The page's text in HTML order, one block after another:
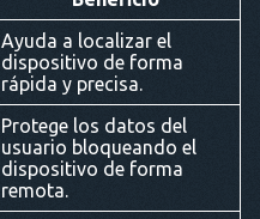
Ayuda a localizar el
dispositivo de forma
rápida y precisa.
Protege los datos del
usuario bloqueando el
dispositivo de forma
remota.